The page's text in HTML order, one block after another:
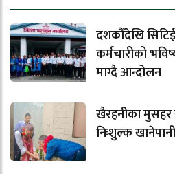
दशकौँदेखि
कर्मचारीको
माग्दै आन्दोलन
खैरहनीका मुसहर
निःशुल्क